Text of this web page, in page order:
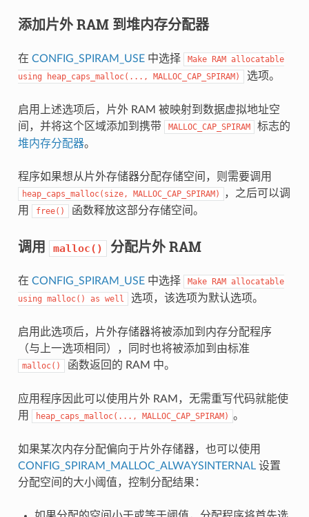
添加片外 RAM 到堆内存分配器
在 CONFIG_SPIRAM_USE中选择 Make RAM allocatable
using
heap_caps_malloc(..., MALLOC_CAP_SPIRAM) 选项。
启用上述选项后，片外 RAM 被映射到数据虚拟地址空
间，并将这个区域添加到携带
MALLOC_CAP_SPIRAM
标志的
堆内存分配器。
程序如果想从片外存储器分配存储空间，则需要调用
heap_caps_malloc(size, MALLOC_CAP_SPIRAM)
，之后可以调
用
free() 函数释放这部分存储空间。
调用 malloc() 分配片外 RAM
在 CONFIG_SPIRAM_USE中选择 Make RAM allocatable
using malloc() as well 选项，该选项为默认选项。
启用此选项后，片外存储器将被添加到内存分配程序
（与上一选项相同），同时也将被添加到由标准
malloc() 函数返回的 RAM 中。
应用程序因此可以使用片外 RAM，无需重写代码就能使
用
heap_caps_malloc(..., MALLOC_CAP_SPIRAM) 。
如果某次内存分配偏向于片外存储器，也可以使用
CONFIG_SPIRAM_MALLOC_ALWAYSINTERNAL设置
分配空间的大小阈值，控制分配结果：